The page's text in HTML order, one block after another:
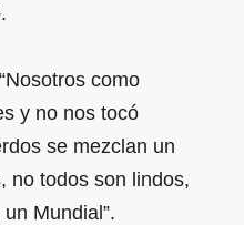
como
y no nos tocó
se mezclan un
no todos son lindos,
Mundial”.